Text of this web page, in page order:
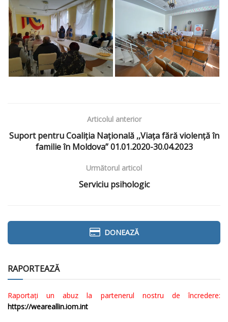
Articolul anterior
Suport pentru Coaliția Națională ,,Viața fără violență în
familie în Moldova” 01.01.2020-30.04.2023
Următorul articol
Serviciu psihologic
DONEAZĂ
RAPORTEAZĂ
Raportați un abuz la partenerul nostru de încredere:
https://weareallin.iom.int